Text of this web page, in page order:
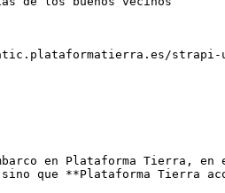
strapi-
en Plataforma Tierra,
que **Plataforma Tierra